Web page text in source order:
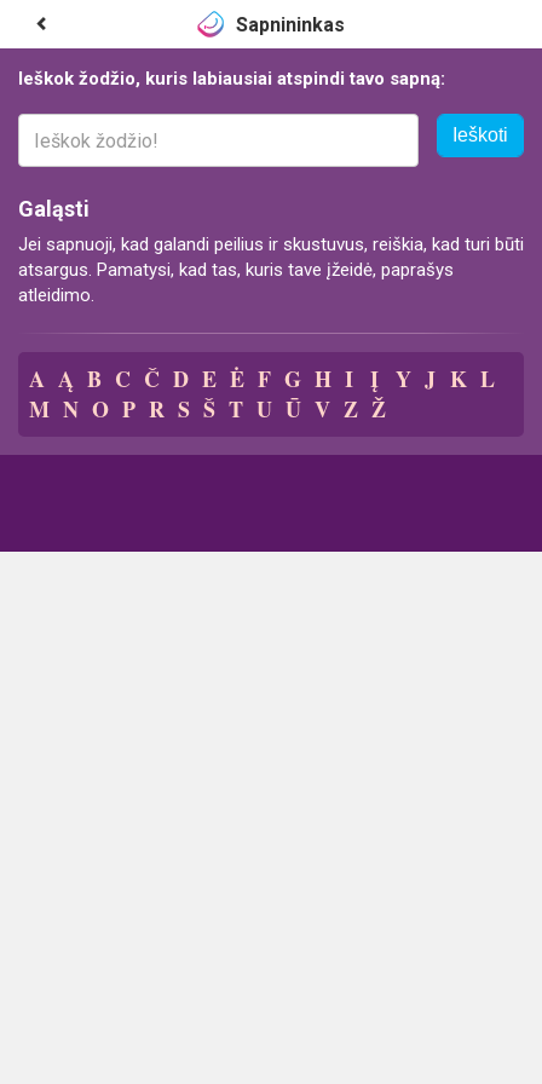
Sapnininkas
Ieškok žodžio, kuris labiausiai atspindi tavo sapną:
Ieškoti
Galąsti
Jei sapnuoji, kad galandi peilius ir skustuvus, reiškia, kad turi būti
atsargus. Pamatysi, kad tas, kuris tave įžeidė, paprašys
atleidimo.
A Ą B C Č D E Ė F G H I Į Y J K L
M N O P R S Š T U Ū V Z Ž